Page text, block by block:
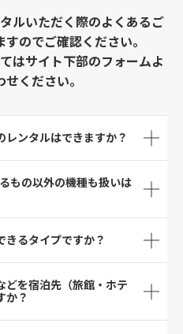
ルいただく際のよくあるご
のでご確認ください。
はサイト下部のフォームよ
ください。
ンタルはできますか？
もの以外の機種も扱いは
きるタイプですか？
どを宿泊先（旅館・ホテ
か？